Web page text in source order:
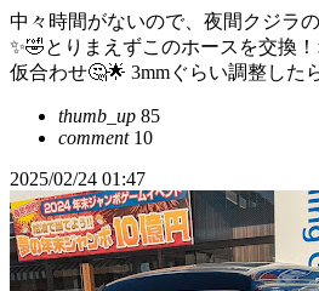
中々時間がないので、夜間クジラ
✨🤣とりまえずこのホースを交換
仮合わせ🤔🌟 3mmぐらい調整した
thumb_up 85
comment10
2025/02/24 01:47